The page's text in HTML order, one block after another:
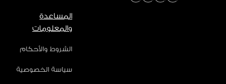
المساعدة
والمعلومات
الشروط والأحكام
سياسة الخصوصية